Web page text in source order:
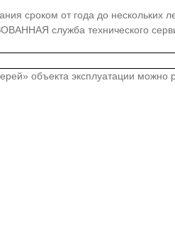
сроком от года до нескольких
служба технического
объекта эксплуатации